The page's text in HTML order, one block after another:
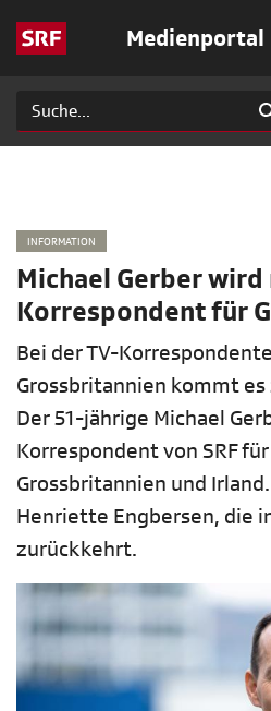
Medienportal
INFORMATION
Michael Gerber wird
Korrespondent für
Bei der TV-
Grossbritannien kommt es
Der 51-jährige Michael
Korrespondent von SRF
Grossbritannien und
Henriette Engbersen, die
zurückkehrt.